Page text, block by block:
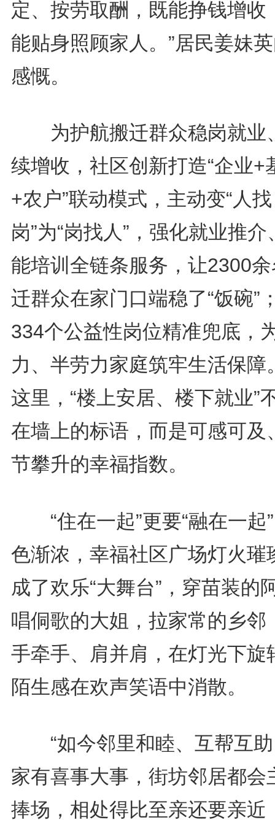
定、按劳取酬，既能挣钱增收
能贴身照顾家人。”居民姜妹
感慨。
为护航搬迁群众稳岗就业
续增收，社区创新打造“企业+
+农户”联动模式，主动变“人找
岗”为“岗找人”，强化就业推介
能培训全链条服务，让2300
迁群众在家门口端稳了“饭碗”
334个公益性岗位精准兜底，
力、半劳力家庭筑牢生活保障
这里，“楼上安居、楼下就业”
在墙上的标语，而是可感可及
节攀升的幸福指数。
“住在一起”更要“融在一起
色渐浓，幸福社区广场灯火璀
成了欢乐“大舞台”，穿苗装的
唱侗歌的大姐，拉家常的乡邻
手牵手、肩并肩，在灯光下旋
陌生感在欢声笑语中消散。
“如今邻里和睦、互帮互助
家有喜事大事，街坊邻居都会
捧场，相处得比至亲还要亲近